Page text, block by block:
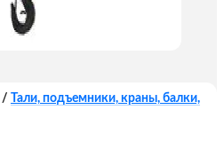
/
Тали, подъемники, краны, балки,